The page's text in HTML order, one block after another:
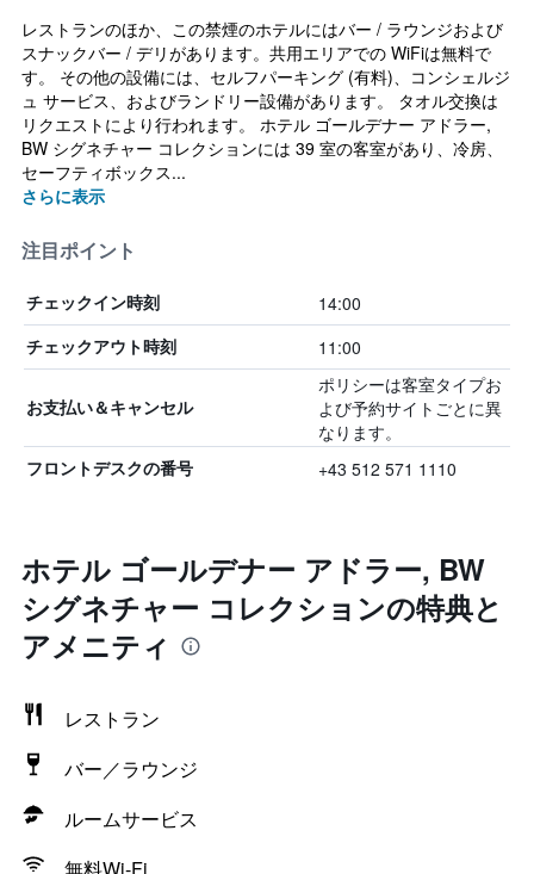
レストランのほか、この禁煙のホテルにはバー / ラウンジおよび
スナックバー / デリがあります。共用エリアでの WiFiは無料で
す。 その他の設備には、セルフパーキング (有料)、コンシェルジ
ュ サービス、およびランドリー設備があります。 タオル交換は
リクエストにより行われます。 ホテル ゴールデナー アドラー,
BW シグネチャー コレクションには 39 室の客室があり、冷房、
セーフティボックス...
さらに表示
注目ポイント
チェックイン時刻 14:00
チェックアウト時刻 11:00
お支払い＆キャンセル
ポリシーは客室タイプお
よび予約サイトごとに異
なります。
フロントデスクの番号 +43 512 571 1110
ホテル ゴールデナー アドラー, BW
シグネチャー コレクションの特典と
アメニティ
レストラン
バー／ラウンジ
ルームサービス